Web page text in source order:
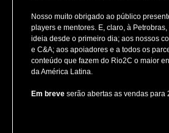
Nosso muito obrigado ao público
players e mentores. E, claro, à
ideia desde o primeiro dia; aos nossos
e C&A; aos apoiadores e a todos os
conteúdo que fazem do Rio2C o maior
da América Latina.
Em breve serão abertas as vendas para